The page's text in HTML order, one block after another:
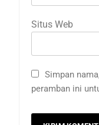
Situs Web
Simpan
peramban ini